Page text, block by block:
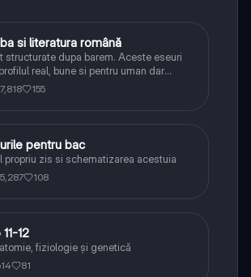
română
si literatura română
structurate dupa barem. Aceste eseuri
real, bune si pentru uman dar
dintre personaje si caracrerizarile.
7,818 155
română
pentru bac
propriu zis si schematizarea acestuia
5,287 108
12
fiziologie și genetică
81